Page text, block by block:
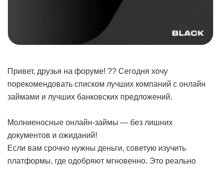
Привет, друзья на форуме! ?? Сегодня хочу
порекомендовать списком лучших компаний с онлайн
займами и лучших банковских предложений.
Молниеносные онлайн-займы — без лишних
документов и ожиданий!
Если вам срочно нужны деньги, советую изучить
платформы, где одобряют мгновенно. Это реально